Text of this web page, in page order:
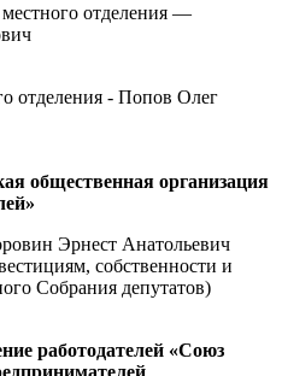
отделения —
отделения - Попов Олег
общественная организация
Эрнест Анатольевич
собственности и
Собрания депутатов)
работодателей «Союз